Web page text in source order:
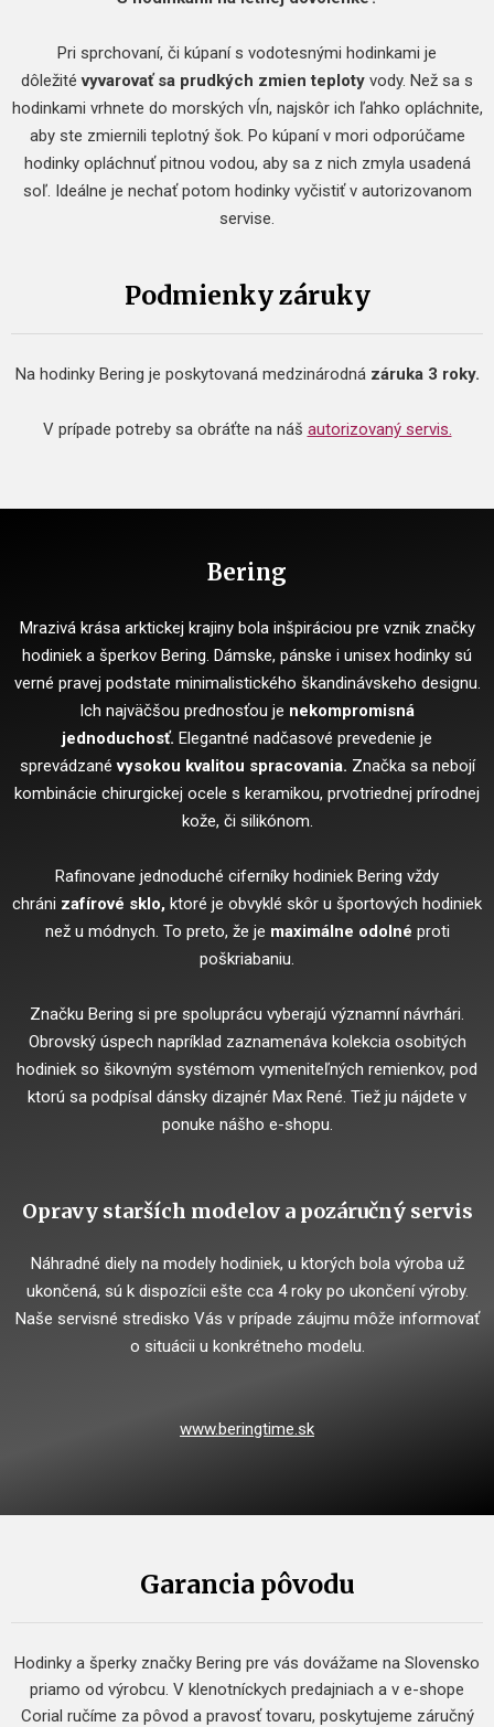
Pri sprchovaní, či kúpaní s vodotesnými hodinkami je
dôležitévyvarovať sa prudkých zmien teploty vody. Než sa s
hodinkami vrhnete do morských vĺn, najskôr ich ľahko opláchnite,
aby ste zmiernili teplotný šok. Po kúpaní v mori odporúčame
hodinky opláchnuť pitnou vodou, aby sa z nich zmyla usadená
soľ. Ideálne je nechať potom hodinky vyčistiť v autorizovanom
servise.
Podmienky záruky
Na hodinky Bering je poskytovaná medzinárodnázáruka 3 roky.
V prípade potreby sa obráťte na náš autorizovaný servis.
Bering
Mrazivá krása arktickej krajiny bola inšpiráciou pre vznik značky
hodiniek a šperkov Bering. Dámske, pánske i unisex hodinky sú
verné pravej podstate minimalistického škandinávskeho designu.
Ich najväčšou prednosťou je nekompromisná
jednoduchosť. Elegantné nadčasové prevedenie je
sprevádzanévysokou kvalitou spracovania. Značka sa nebojí
kombinácie chirurgickej ocele s keramikou, prvotriednej prírodnej
kože, či silikónom.
Rafinovane jednoduché ciferníky hodiniek Bering vždy
chráni zafírové sklo, ktoré je obvyklé skôr u športových hodiniek
než u módnych. To preto, že je maximálne odolné proti
poškriabaniu.
Značku Bering si pre spoluprácu vyberajú významní návrhári.
Obrovský úspech napríklad zaznamenáva kolekcia osobitých
hodiniek so šikovným systémom vymeniteľných remienkov, pod
ktorú sa podpísal dánsky dizajnér Max René. Tiež ju nájdete v
ponuke nášho e-shopu.
Opravy starších modelov a pozáručný servis
Náhradné diely na modely hodiniek, u ktorých bola výroba už
ukončená, sú k dispozícii ešte cca 4 roky po ukončení výroby.
Naše servisné stredisko Vás v prípade záujmu môže informovať
o situácii u konkrétneho modelu.
www.beringtime.sk
Garancia pôvodu
Hodinky a šperky značky Bering pre vás dovážame na Slovensko
priamo od výrobcu. V klenotníckych predajniach a v e-shope
Corial ručíme za pôvod a pravosť tovaru, poskytujeme záručný